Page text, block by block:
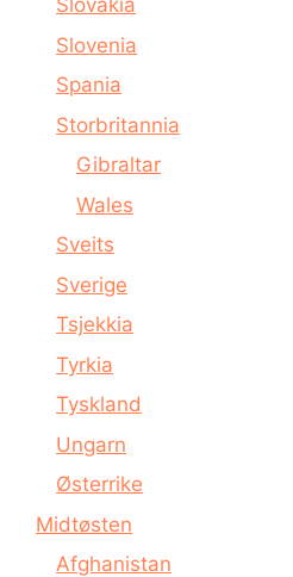
Slovakia
Slovenia
Spania
Storbritannia
Gibraltar
Wales
Sveits
Sverige
Tsjekkia
Tyrkia
Tyskland
Ungarn
Østerrike
Midtøsten
Afghanistan